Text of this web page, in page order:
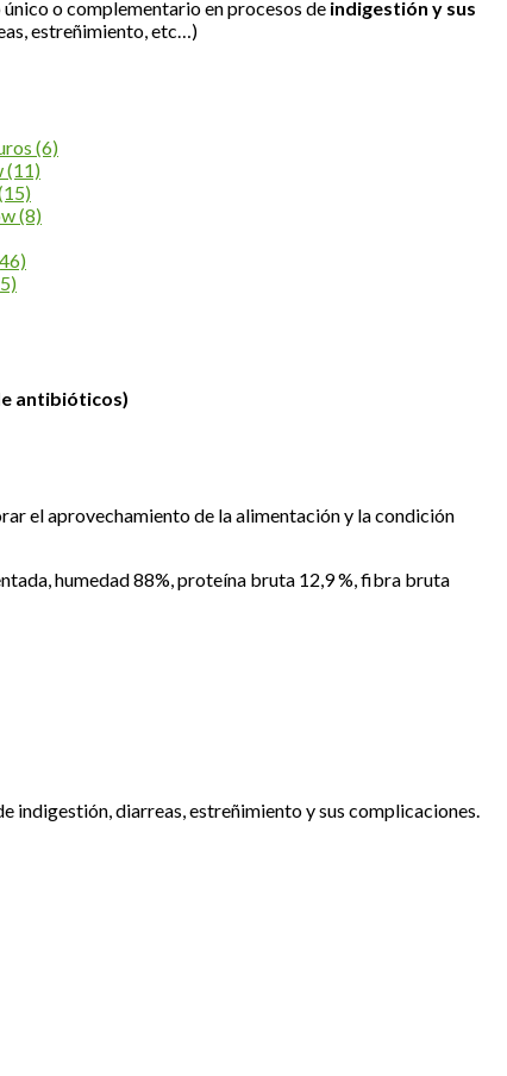
(6)
(11)
(8)
o complementario en procesos de indigestión y sus
estreñimiento, etc…)
antibióticos)
el aprovechamiento de la alimentación y la condición
humedad 88%, proteína bruta 12,9 %, fibra bruta
diarreas, estreñimiento y sus complicaciones.